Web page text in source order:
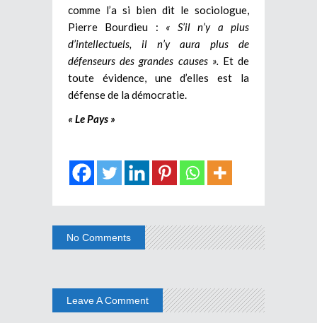
comme l’a si bien dit le sociologue,
Pierre Bourdieu : « S’il n’y a plus
d’intellectuels, il n’y aura plus de
défenseurs des grandes causes ». Et de
toute évidence, une d’elles est la
défense de la démocratie.
« Le Pays »
No Comments
Leave A Comment